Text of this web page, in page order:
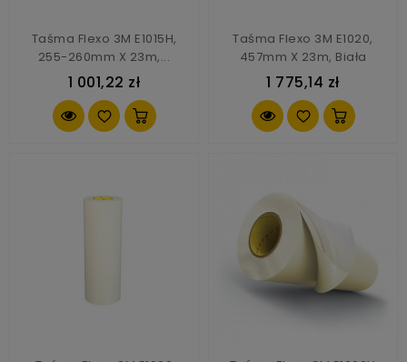
Taśma Flexo 3M E1015H,
255-260mm X 23m,...
1 001,22 zł
Taśma Flexo 3M E1020,
457mm X 23m, Biała
1 775,14 zł